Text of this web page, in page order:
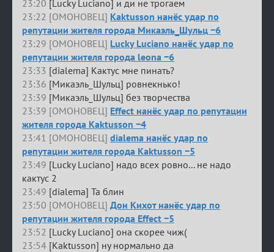
23:20 [Lucky Luciano] и ди не трогаем
23:22 [ОМОНОВЕЦ] Kaktusson нанёс удар по
репутации жителя города Микаэль_Шульц −6
23:29 [ОМОНОВЕЦ] Lucky Luciano нанёс удар по
репутации жителя города leona −6
23:33 [dialema] Кактус мне пинать?
23:36 [Микаэль_Шульц] ровнекнько!
23:39 [Микаэль_Шульц] без творчества
23:39 [ОМОНОВЕЦ] Effect нанёс удар по репутации
жителя города Kaktusson −4
23:41 [ОМОНОВЕЦ] dialema нанёс удар по
репутации жителя города Kaktusson −5
23:49 [Lucky Luciano] надо всех ровно... не надо
кактус 2
23:49 [dialema] Та блин
23:50 [ОМОНОВЕЦ] Дон Кихот нанёс удар по
репутации жителя города Effect −5
23:52 [Lucky Luciano] она скорее чиж(
23:54 [Kaktusson] ну нормально да